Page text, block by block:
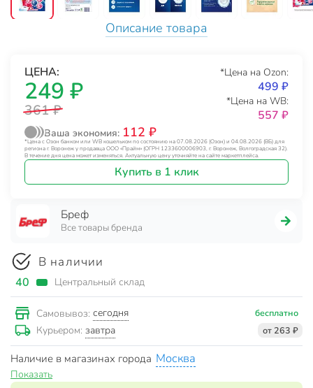
Описание товара
ЦЕНА:
249 ₽
361 ₽
*Цена на Ozon:
499 ₽
*Цена на WB:
557 ₽
Ваша экономия: 112 ₽
*Цена с Озон банком или WB кошельком по состоянию на 07.08.2026 (Озон) и 04.08.2026 (ВБ) для
региона г. Воронеж у продавца ООО «Прайм» (ОГРН 1233600006903, г. Воронеж, Волгоградская 32).
В течение дня цена может изменяться. Актуальную цену уточняйте на сайте маркетплейса.
Купить в 1 клик
Бреф
Все товары бренда
В наличии
40 Центральный склад
Самовывоз: сегодня бесплатно
Курьером: завтра от 263 ₽
Наличие в магазинах города Москва
Показать